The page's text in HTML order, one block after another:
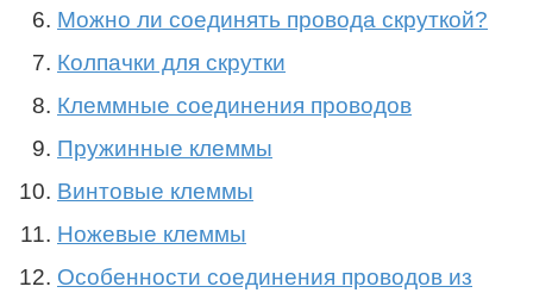
Можно ли соединять провода скруткой?
Колпачки для скрутки
Клеммные соединения проводов
Пружинные клеммы
Винтовые клеммы
Ножевые клеммы
Особенности соединения проводов из